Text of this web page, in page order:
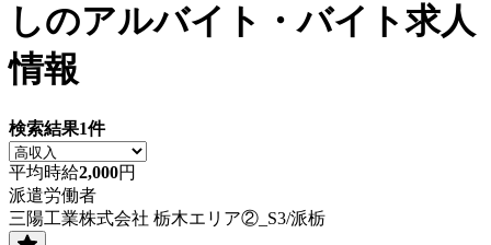
しのアルバイト・バイト求人
情報
検索結果1件
平均時給2,000円
派遣労働者
三陽工業株式会社 栃木エリア②_S3/派栃